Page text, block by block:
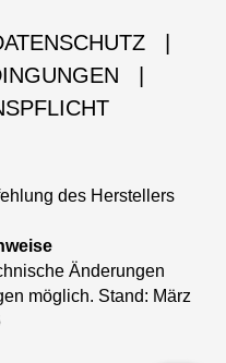
des Herstellers
Änderungen
möglich. Stand: März